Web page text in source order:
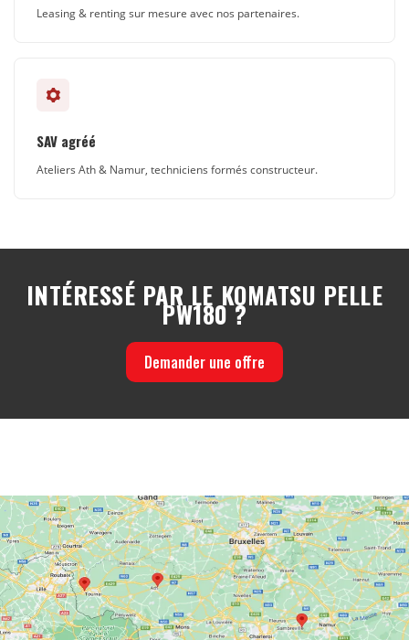
Leasing & renting sur mesure avec nos partenaires.
SAV agréé
Ateliers Ath & Namur, techniciens formés constructeur.
INTÉRESSÉ PAR LE KOMATSU PELLE
PW180 ?
Demander une offre